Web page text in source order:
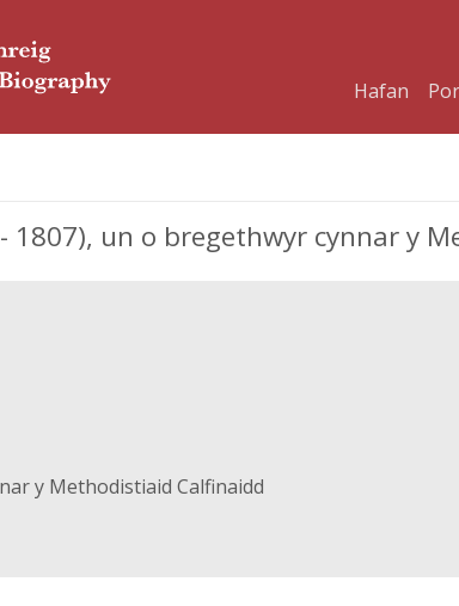
Hafan
- 1807), un o bregethwyr cynnar y
y Methodistiaid Calfinaidd